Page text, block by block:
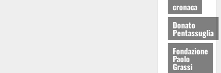
cronaca
Donato
Pentassuglia
Fondazione
Paolo
Grassi